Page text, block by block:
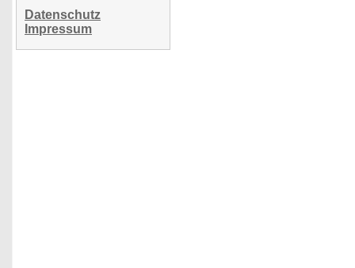
Datenschutz
Impressum